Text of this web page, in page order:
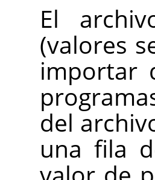
El
(valores
importar
del
una fila